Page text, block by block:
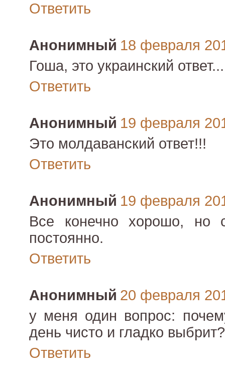
Ответить
Анонимный 18 февраля
Гоша, это украинский ответ...
Ответить
Анонимный 19 февраля
Это молдаванский ответ!!!
Ответить
Анонимный 19 февраля
Все конечно хорошо, но
постоянно.
Ответить
Анонимный 20 февраля
у меня один вопрос:
день чисто и гладко выбрит?
Ответить